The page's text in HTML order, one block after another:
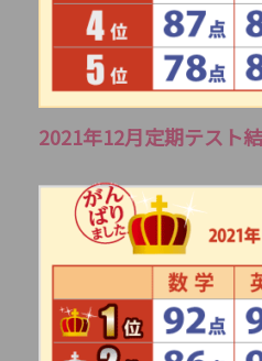
2021年12月定期テスト